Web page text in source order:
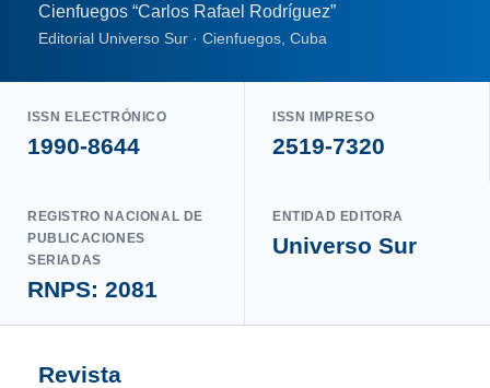
Cienfuegos “Carlos Rafael Rodríguez”
Editorial Universo Sur · Cienfuegos, Cuba
ISSN ELECTRÓNICO
1990-8644
ISSN IMPRESO
2519-7320
REGISTRO NACIONAL DE
PUBLICACIONES
SERIADAS
RNPS: 2081
ENTIDAD EDITORA
Universo Sur
Revista